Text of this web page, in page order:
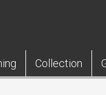
Collection